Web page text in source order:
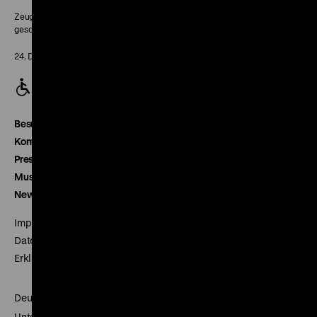
Zeughaus:
geschlossen
24. Dezember geschlossen
Besucherservice
Kontakt
Presse
Museumsverein
Newsletter
Impressum
Datenschutz
Erklärung digitale Barrierefreiheit
Deutsches Historisches Museum